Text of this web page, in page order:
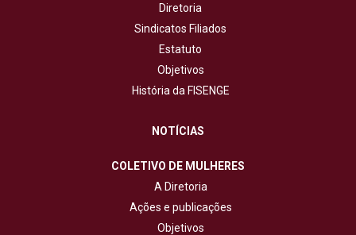
Diretoria
Sindicatos Filiados
Estatuto
Objetivos
História da FISENGE
NOTÍCIAS
COLETIVO DE MULHERES
A Diretoria
Ações e publicações
Objetivos